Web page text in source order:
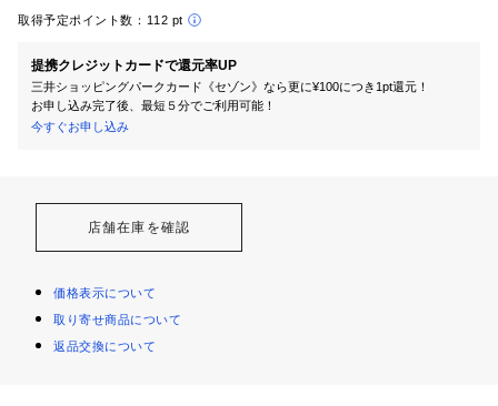
取得予定ポイント数： 112 pt
提携クレジットカードで還元率UP
三井ショッピングパークカード《セゾン》なら更に¥100につき1pt還元！
お申し込み完了後、最短５分でご利用可能！
今すぐお申し込み
店舗在庫を確認
価格表示について
取り寄せ商品について
返品交換について